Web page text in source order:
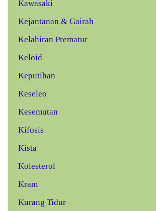
Kawasaki
Kejantanan & Gairah
Kelahiran Prematur
Keloid
Keputihan
Keseleo
Kesemutan
Kifosis
Kista
Kolesterol
Kram
Kurang Tidur